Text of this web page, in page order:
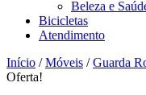
Beleza e
Bicicletas
Atendimento
Início /Móveis /Guarda
Oferta!